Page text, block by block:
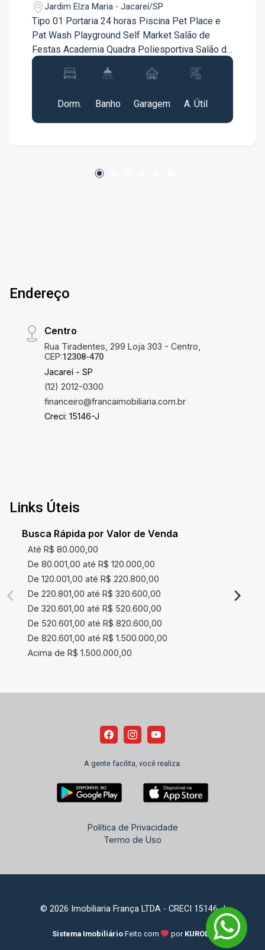
Jardim Elza Maria - Jacareí/SP
Tipo 01 Portaria 24 horas Piscina Pet Place e
Pat Wash Playground Self Market Salão de
Festas Academia Quadra Poliesportiva Salão de
Jogos Coworking . - Além Ar Condicionado tipo
Split em todos os Cômodos - Um ponto de gás
Varanda )Dorm.
Banho
Garagem
A. Útil
Endereço
Centro
Rua Tiradentes, 299 Loja 303 - Centro,
CEP:12308-470
Jacareí - SP
(12) 2012-0300
financeiro@francaimobiliaria.com.br
Creci: 15146-J
Links Úteis
Busca Rápida por Valor de Venda
Até R$ 80.000,00
De 80.001,00 até R$ 120.000,00
De 120.001,00 até R$ 220.800,00
De 220.801,00 até R$ 320.600,00
De 320.601,00 até R$ 520.600,00
De 520.601,00 até R$ 820.600,00
De 820.601,00 até R$ 1.500.000,00
Acima de R$ 1.500.000,00
A gente facilita, você realiza.
Política de Privacidade
Termo de Uso
© 2026 Imobiliaria França LTDA - CRECI 15146-J
Sistema Imobiliário Feito com por KUROLE